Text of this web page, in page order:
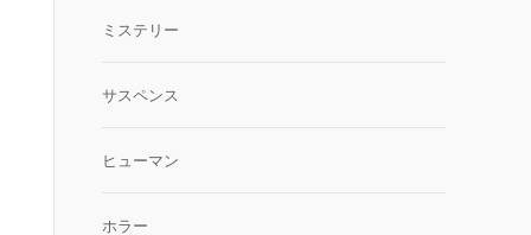
ミステリー
サスペンス
ヒューマン
ホラー